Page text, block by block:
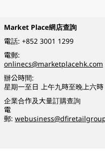
Market Place網店查詢
電話:+852 3001 1299
電郵:
onlinecs@marketplacehk.com
辦公時間:
星期一至日 上午九時至晚上六時
企業合作及大量訂購查詢
電
郵: